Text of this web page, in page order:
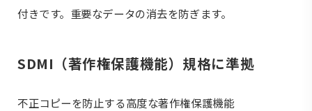
付きです。重要なデータの消去を防ぎます。
SDMI（著作権保護機能）規格に準拠
不正コピーを防止する高度な著作権保護機能